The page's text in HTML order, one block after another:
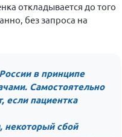
откладывается до того
без запроса на
в принципе
Самостоятельно
если пациентка
некоторый сбой